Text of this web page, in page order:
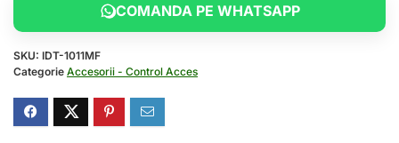
COMANDA PE WHATSAPP
SKU: IDT-1011MF
Categorie Accesorii - Control Acces